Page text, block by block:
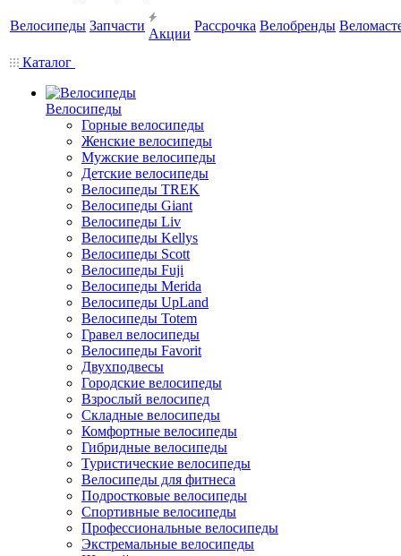
Велосипеды Запчасти
Акции
Рассрочка Велобренды
Каталог
Велосипеды
Горные велосипеды
Женские велосипеды
Мужские велосипеды
Детские велосипеды
Велосипеды TREK
Велосипеды Giant
Велосипеды Liv
Велосипеды Kellys
Велосипеды Scott
Велосипеды Fuji
Велосипеды Merida
Велосипеды UpLand
Велосипеды Totem
Гравел велосипеды
Велосипеды Favorit
Двухподвесы
Городские велосипеды
Взрослый велосипед
Складные велосипеды
Комфортные велосипеды
Гибридные велосипеды
Туристические велосипеды
Велосипеды для фитнеса
Подростковые велосипеды
Спортивные велосипеды
Профессиональные велосипеды
Экстремальные велосипеды